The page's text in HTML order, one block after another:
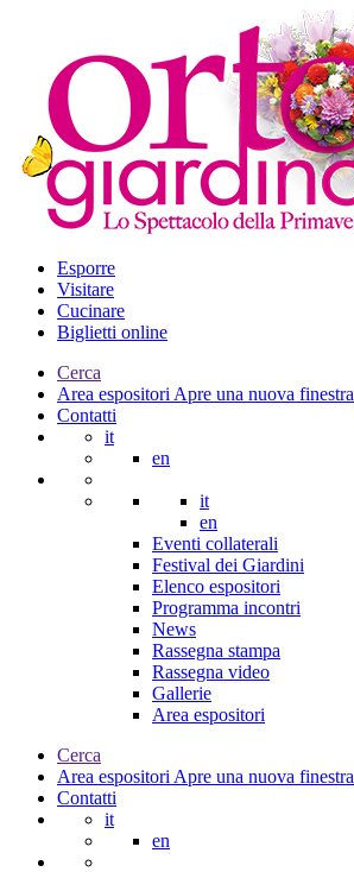
Esporre
Visitare
Cucinare
Biglietti online
Cerca
Area espositori Apre una nuova finestra
Contatti
it
en
it
en
Eventi collaterali
Festival dei Giardini
Elenco espositori
Programma incontri
News
Rassegna stampa
Rassegna video
Gallerie
Area espositori
Cerca
Area espositori Apre una nuova finestra
Contatti
it
en